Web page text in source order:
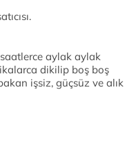
aylak aylak
dikilip boş boş
işsiz, güçsüz ve alık